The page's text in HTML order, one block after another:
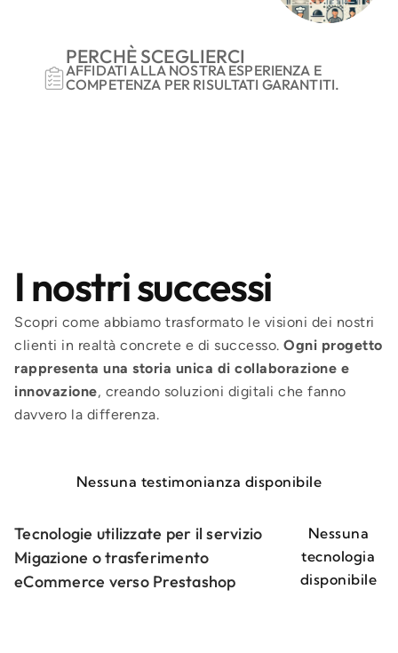
PERCHÈ SCEGLIERCI
AFFIDATI ALLA NOSTRA ESPERIENZA E
COMPETENZA PER RISULTATI GARANTITI.
I nostri successi
Scopri come abbiamo trasformato le visioni dei nostri
clienti in realtà concrete e di successo. Ogni progetto
rappresenta una storia unica di collaborazione e
innovazione, creando soluzioni digitali che fanno
davvero la differenza.
Nessuna testimonianza disponibile
Tecnologie utilizzate per il servizio
Migazione o trasferimento
eCommerce verso Prestashop
Nessuna
tecnologia
disponibile